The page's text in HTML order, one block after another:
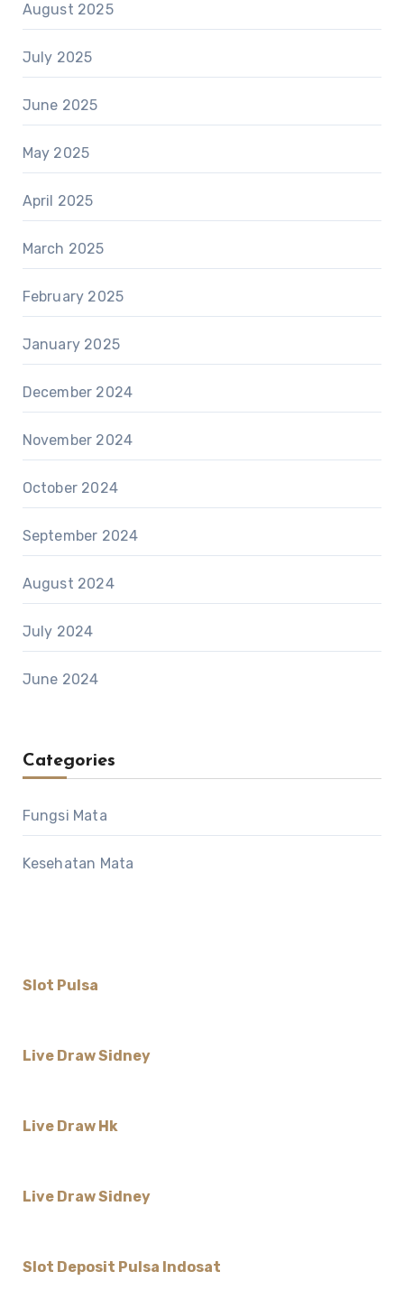
August 2025
July 2025
June 2025
May 2025
April 2025
March 2025
February 2025
January 2025
December 2024
November 2024
October 2024
September 2024
August 2024
July 2024
June 2024
Categories
Fungsi Mata
Kesehatan Mata
Slot Pulsa
Live Draw Sidney
Live Draw Hk
Live Draw Sidney
Slot Deposit Pulsa Indosat